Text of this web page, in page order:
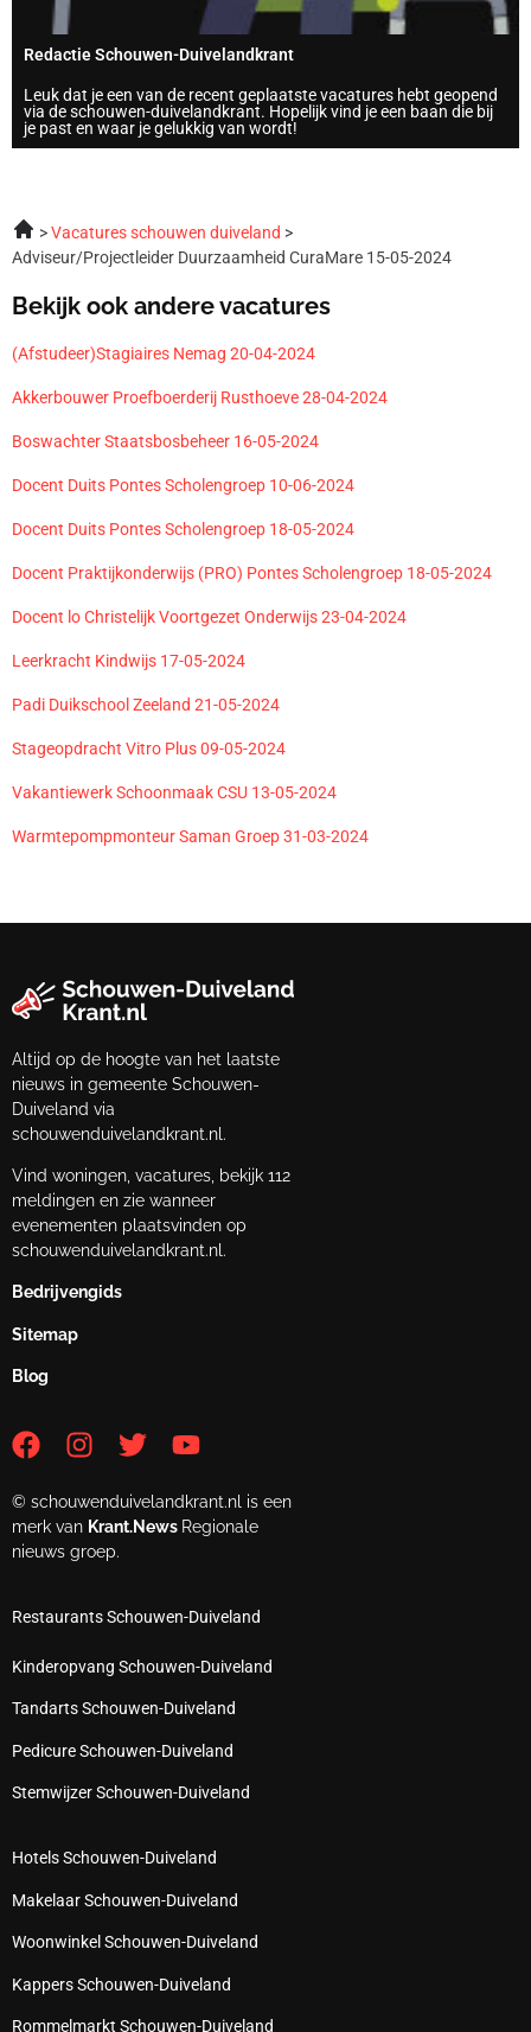
Redactie Schouwen-Duivelandkrant
Leuk dat je een van de recent geplaatste vacatures hebt geopend
via de schouwen-duivelandkrant. Hopelijk vind je een baan die bij
je past en waar je gelukkig van wordt!
Vacatures schouwen duiveland
Adviseur/Projectleider Duurzaamheid CuraMare 15-05-2024
Bekijk ook andere vacatures
(Afstudeer)Stagiaires Nemag 20-04-2024
Akkerbouwer Proefboerderij Rusthoeve 28-04-2024
Boswachter Staatsbosbeheer 16-05-2024
Docent Duits Pontes Scholengroep 10-06-2024
Docent Duits Pontes Scholengroep 18-05-2024
Docent Praktijkonderwijs (PRO) Pontes Scholengroep 18-05-2024
Docent lo Christelijk Voortgezet Onderwijs 23-04-2024
Leerkracht Kindwijs 17-05-2024
Padi Duikschool Zeeland 21-05-2024
Stageopdracht Vitro Plus 09-05-2024
Vakantiewerk Schoonmaak CSU 13-05-2024
Warmtepompmonteur Saman Groep 31-03-2024
Altijd op de hoogte van het laatste
nieuws in gemeente Schouwen-
Duiveland via
schouwenduivelandkrant.nl.
Vind woningen, vacatures, bekijk 112
meldingen en zie wanneer
evenementen plaatsvinden op
schouwenduivelandkrant.nl.
Bedrijvengids
Sitemap
Blog
© schouwenduivelandkrant.nl is een
merk van Krant.News Regionale
nieuws groep.
Restaurants Schouwen-Duiveland
Kinderopvang Schouwen-Duiveland
Tandarts Schouwen-Duiveland
Pedicure Schouwen-Duiveland
Stemwijzer Schouwen-Duiveland
Hotels Schouwen-Duiveland
Makelaar Schouwen-Duiveland
Woonwinkel Schouwen-Duiveland
Kappers Schouwen-Duiveland
Rommelmarkt Schouwen-Duiveland